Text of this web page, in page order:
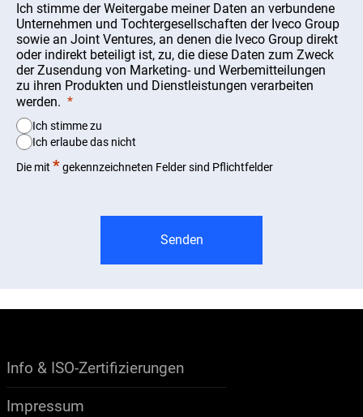
Ich stimme der Weitergabe meiner Daten an verbundene
Unternehmen und Tochtergesellschaften der Iveco Group
sowie an Joint Ventures, an denen die Iveco Group direkt
oder indirekt beteiligt ist, zu, die diese Daten zum Zweck
der Zusendung von Marketing- und Werbemitteilungen
zu ihren Produkten und Dienstleistungen verarbeiten
werden.
Ich stimme zu
Ich erlaube das nicht
Die mit *gekennzeichneten Felder sind Pflichtfelder
Senden
Info & ISO-Zertifizierungen
Impressum